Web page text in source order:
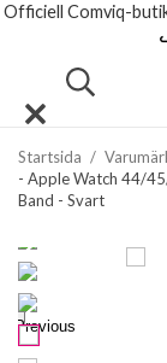
Officiell Comviq-
Startsida /
- Apple Watch 44/
Band - Svart
Previous